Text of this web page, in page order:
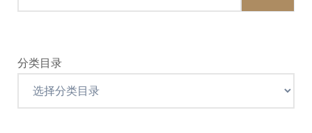
分类目录